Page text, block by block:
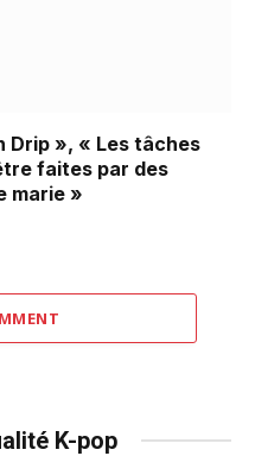
Drip », « Les tâches
faites par des
marie »
K-pop